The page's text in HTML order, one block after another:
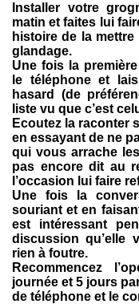
Installer votre
matin et faites lui
histoire de la
glandage.
Une fois la
le téléphone et
hasard (de
liste vu que c’est
Ecoutez la raconter
en essayant de ne
qui vous arrache
pas encore dit au
l’occasion lui faire
Une fois la
souriant et en
est intéressant
discussion qu’elle
rien à foutre.
Recommencez
journée et 5 jours
de téléphone et le